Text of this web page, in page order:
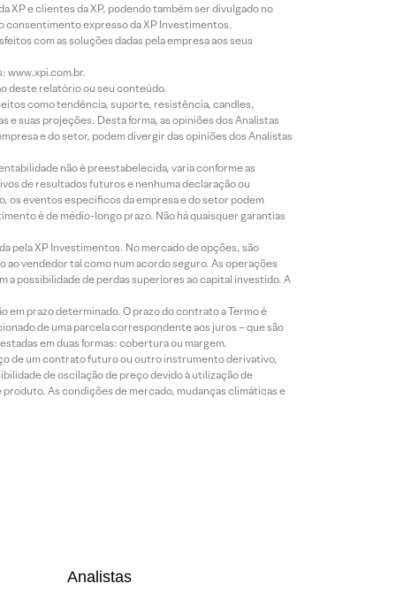
e clientes da XP, podendo também ser divulgado no
consentimento expresso da XP Investimentos.
com as soluções dadas pela empresa aos seus
www.xpi.com.br.
deste relatório ou seu conteúdo.
como tendência, suporte, resistência, candles,
e suas projeções. Desta forma, as opiniões dos Analistas
e do setor, podem divergir das opiniões dos Analistas
não é preestabelecida, varia conforme as
de resultados futuros e nenhuma declaração ou
os eventos específicos da empresa e do setor podem
é de médio-longo prazo. Não há quaisquer garantias
pela XP Investimentos. No mercado de opções, são
vendedor tal como num acordo seguro. As operações
possibilidade de perdas superiores ao capital investido. A
em prazo determinado. O prazo do contrato a Termo é
de uma parcela correspondente aos juros – que são
em duas formas: cobertura ou margem.
de um contrato futuro ou outro instrumento derivativo,
de oscilação de preço devido à utilização de
As condições de mercado, mudanças climáticas e
Analistas